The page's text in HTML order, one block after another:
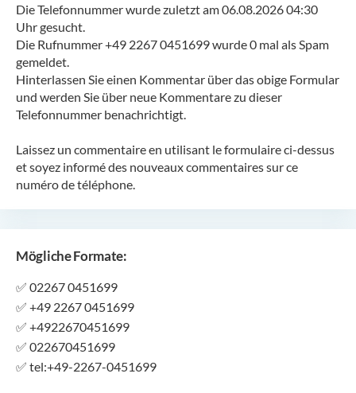
Die Telefonnummer wurde zuletzt am 06.08.2026 04:30
Uhr gesucht.
Die Rufnummer +49 2267 0451699 wurde 0 mal als Spam
gemeldet.
Hinterlassen Sie einen Kommentar über das obige Formular
und werden Sie über neue Kommentare zu dieser
Telefonnummer benachrichtigt.
Laissez un commentaire en utilisant le formulaire ci-dessus
et soyez informé des nouveaux commentaires sur ce
numéro de téléphone.
Mögliche Formate:
✅ 02267 0451699
✅ +49 2267 0451699
✅ +4922670451699
✅ 022670451699
✅ tel:+49-2267-0451699